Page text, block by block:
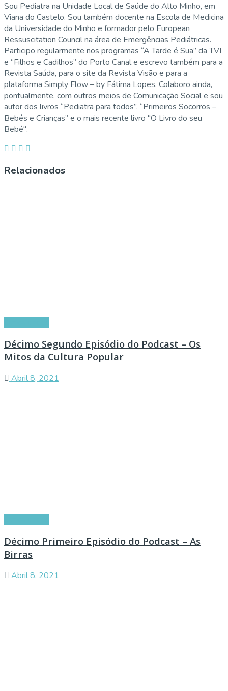
Sou Pediatra na Unidade Local de Saúde do Alto Minho, em
Viana do Castelo. Sou também docente na Escola de Medicina
da Universidade do Minho e formador pelo European
Ressuscitation Council na área de Emergências Pediátricas.
Participo regularmente nos programas “A Tarde é Sua” da TVI
e “Filhos e Cadilhos” do Porto Canal e escrevo também para a
Revista Saúda, para o site da Revista Visão e para a
plataforma Simply Flow – by Fátima Lopes. Colaboro ainda,
pontualmente, com outros meios de Comunicação Social e sou
autor dos livros “Pediatra para todos”, “Primeiros Socorros –
Bebés e Crianças” e o mais recente livro "O Livro do seu
Bebé".
Relacionados
Décimo Segundo Episódio do Podcast – Os
Mitos da Cultura Popular
Abril 8, 2021
Décimo Primeiro Episódio do Podcast – As
Birras
Abril 8, 2021